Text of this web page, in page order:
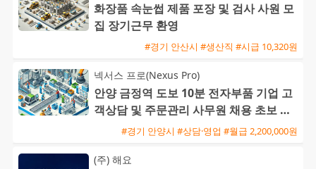
화장품 속눈썹 제품 포장 및 검사 사원 모
집 장기근무 환영
#경기 안산시 #생산직 #시급 10,320원
넥서스 프로(Nexus Pro)
안양 금정역 도보 10분 전자부품 기업 고
객상담 및 주문관리 사무원 채용 초보 가
#경기 안양시 #상담·영업 #월급 2,200,000원
(주) 해요